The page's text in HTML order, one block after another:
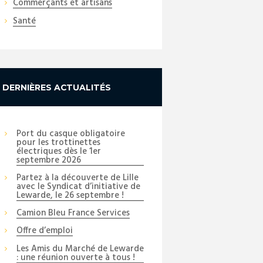
Commerçants et artisans
Santé
DERNIÈRES ACTUALITÉS
Port du casque obligatoire
pour les trottinettes
électriques dès le 1er
septembre 2026
Partez à la découverte de Lille
avec le Syndicat d’initiative de
Lewarde, le 26 septembre !
Camion Bleu France Services
Offre d’emploi
Les Amis du Marché de Lewarde
: une réunion ouverte à tous !